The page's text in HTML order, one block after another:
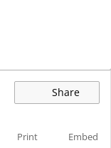
Share
Print Embed